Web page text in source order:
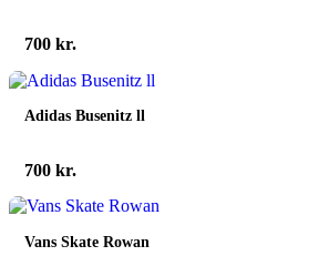
700 kr.
Adidas Busenitz ll
700 kr.
Vans Skate Rowan